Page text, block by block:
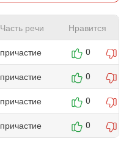
Часть речи Нравится
причастие 0
причастие 0
причастие 0
причастие 0